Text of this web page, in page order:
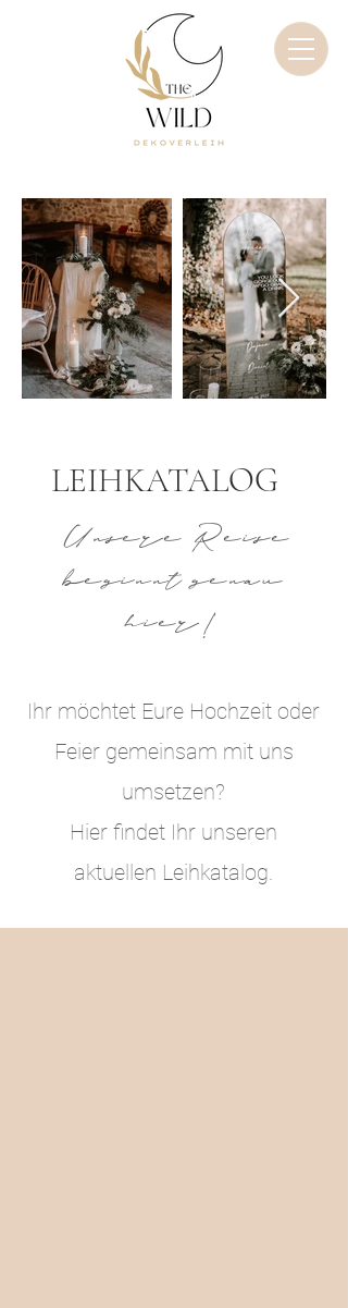
Kontakt
LEIHKATALOG
Unsere Reise
beginnt genau
hier!
Ihr möchtet Eure Hochzeit oder
Feier gemeinsam mit uns
umsetzen?
Hier findet Ihr unseren
aktuellen Leihkatalog.